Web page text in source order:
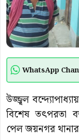
WhatsApp
উজ্জ্বল
বিশেষ তৎপরতা
পেল জয়নগর